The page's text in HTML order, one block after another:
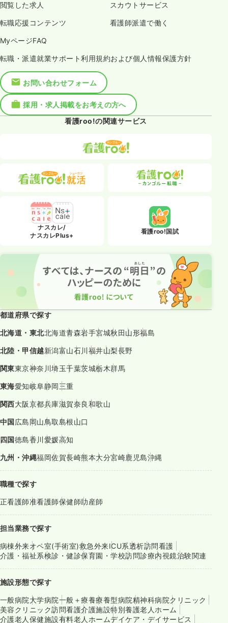
閲覧した求人 スカウトサービス
転職応援コンテンツ 看護師派遣で働く
MyページFAQ
転職・派遣就業サポート利用規約および個人情報保護方針
お問い合わせフォーム
採用・求人掲載をお考えの方へ
看護roo!の関連サービス
ナスカレ/
ナスカレPlus+
看護roo!国試
都道府県で探す
北海道・東北北海道青森岩手宮城秋田山形福島
北陸・甲信越新潟富山石川福井山梨長野
関東東京神奈川埼玉千葉茨城栃木群馬
東海愛知岐阜静岡三重
関西大阪京都兵庫滋賀奈良和歌山
中国広島岡山鳥取島根山口
四国徳島香川愛媛高知
九州・沖縄福岡佐賀長崎熊本大分宮崎鹿児島沖縄
職種で探す
正看護師准看護師保健師助産師
担当業務で探す
病棟外来オペ室(手術室)救急外来ICU系透析訪問看護
介護・福祉系検診・健診保育園・学校訪問診療内視鏡治験関連
施設形態で探す
一般病院大学病院一般＋療養療養型病院精神科病院クリニック
美容クリニック訪問看護介護施設特別養護老人ホーム
介護老人保健施設有料老人ホームデイケア・デイサービス